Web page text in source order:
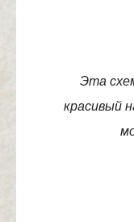
Эта
красивый